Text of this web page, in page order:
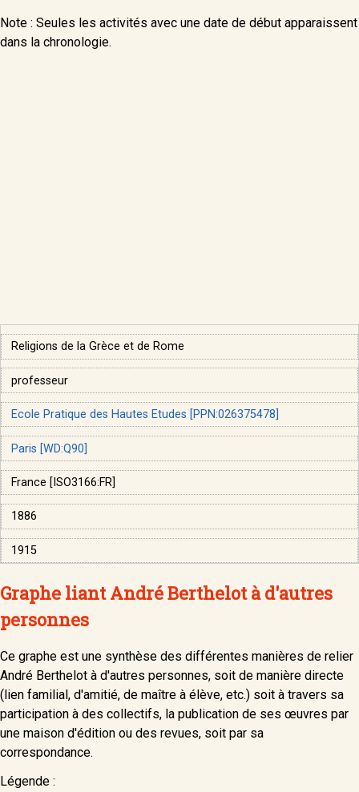
Note : Seules les activités avec une date de début apparaissent
dans la chronologie.
Religions de la Grèce et de Rome
professeur
Ecole Pratique des Hautes Etudes [PPN:026375478]
Paris [WD:Q90]
France [ISO3166:FR]
1886
1915
Graphe liant André Berthelot à d'autres
personnes
Ce graphe est une synthèse des différentes manières de relier
André Berthelot à d'autres personnes, soit de manière directe
(lien familial, d'amitié, de maître à élève, etc.) soit à travers sa
participation à des collectifs, la publication de ses œuvres par
une maison d'édition ou des revues, soit par sa
correspondance.
Légende :